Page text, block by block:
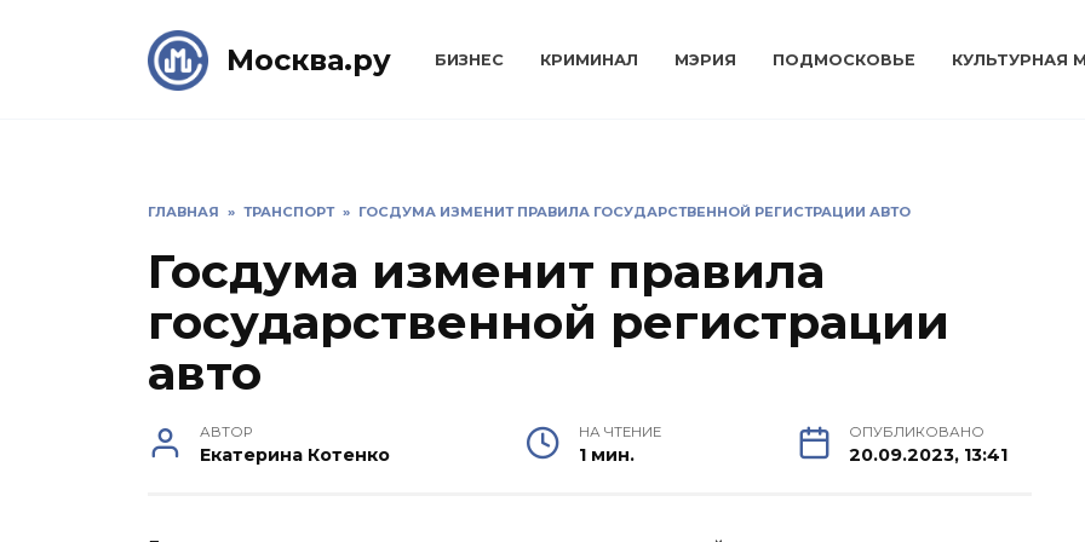
Москва.ру БИЗНЕС КРИМИНАЛ МЭРИЯ ПОДМОСКОВЬЕ КУЛЬТУРНАЯ
ГЛАВНАЯ » ТРАНСПОРТ » ГОСДУМА ИЗМЕНИТ ПРАВИЛА ГОСУДАРСТВЕННОЙ РЕГИСТРАЦИИ АВТО
Госдума изменит правила
государственной регистрации
авто
АВТОР
Екатерина Котенко
НА ЧТЕНИЕ
1 мин.
ОПУБЛИКОВАНО
20.09.2023, 13:41